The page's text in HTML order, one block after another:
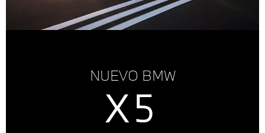
NUEVO BMW
X5